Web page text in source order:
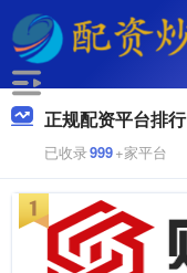
正规配资平台排行
已收录999+家平台